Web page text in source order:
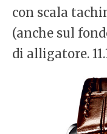
con scala
(anche sul
di alligatore.